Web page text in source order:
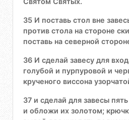
35 И поставь стол вне
против стола на стороне
поставь на северной
36 И сделай завесу для
голубой и пурпуровой и
крученого виссона
37 и сделай для завесы
и обложи их золотом;